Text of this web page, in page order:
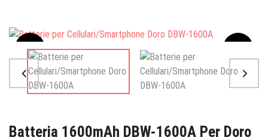
Sale
Batteria 1600mAh DBW-1600A Per Doro